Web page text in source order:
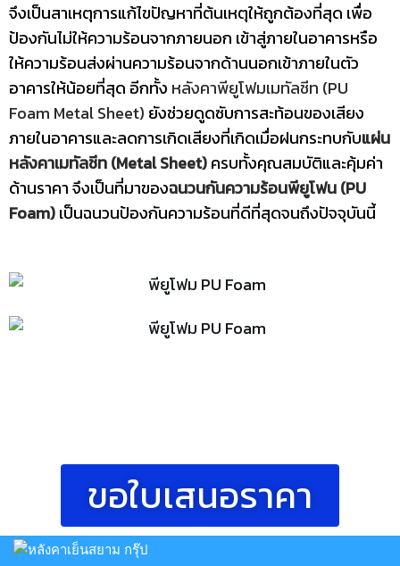
จึงเป็นสาเหตุการแก้ไขปัญหาที่ต้นเหตุให้ถูกต้องที่สุด เพื่อ
ป้องกันไม่ให้ความร้อนจากภายนอก เข้าสู่ภายในอาคารหรือ
ให้ความร้อนส่งผ่านความร้อนจากด้านนอกเข้าภายในตัว
อาคารให้น้อยที่สุด อีกทั้ง หลังคาพียูโฟมเมทัลชีท (PU
Foam Metal Sheet) ยังช่วยดูดซับการสะท้อนของเสียง
ภายในอาคารและลดการเกิดเสียงที่เกิดเมื่อฝนกระทบกับแผ่น
หลังคาเมทัลชีท (Metal Sheet)ครบทั้งคุณสมบัติและคุ้มค่า
ด้านราคา จึงเป็นที่มาของฉนวนกันความร้อนพียูโฟน (PU
Foam)เป็นฉนวนป้องกันความร้อนที่ดีที่สุดจนถึงปัจจุบันนี้
ขอใบเสนอราคา